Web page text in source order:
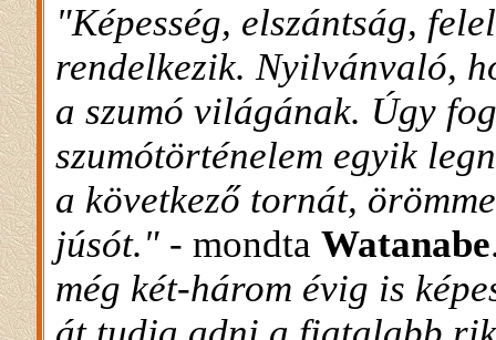
"Képesség, elszántság,
rendelkezik. Nyilvánvaló,
a szumó világának. Úgy
szumótörténelem egyik
a következő tornát,
júsót."- mondta Watanabe
még két-három évig is